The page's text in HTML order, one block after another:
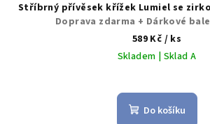
Stříbrný přívěsek křížek Lumiel se
Doprava zdarma + Dárkové
589 Kč / ks
Skladem | Sklad A
Do košíku